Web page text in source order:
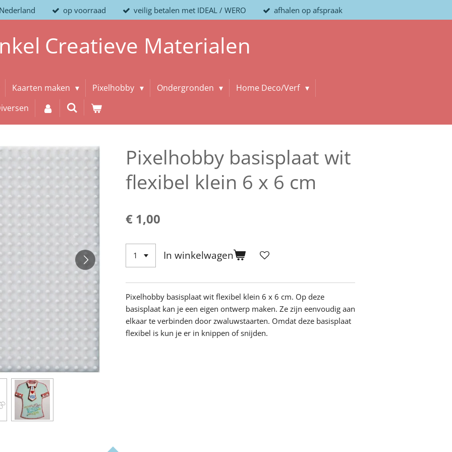
op voorraad veilig betalen met IDEAL / WERO afhalen op afspraak
Creatieve Materialen
Kaarten maken Pixelhobby Ondergronden
Home Deco/Verf
Pixelhobby basisplaat wit
flexibel klein 6 x 6 cm
€ 1,00
In winkelwagen
Pixelhobby basisplaat wit flexibel klein 6 x 6 cm. Op deze
basisplaat kan je een eigen ontwerp maken. Ze zijn eenvoudig aan
elkaar te verbinden door zwaluwstaarten. Omdat deze basisplaat
flexibel is kun je er in knippen of snijden.